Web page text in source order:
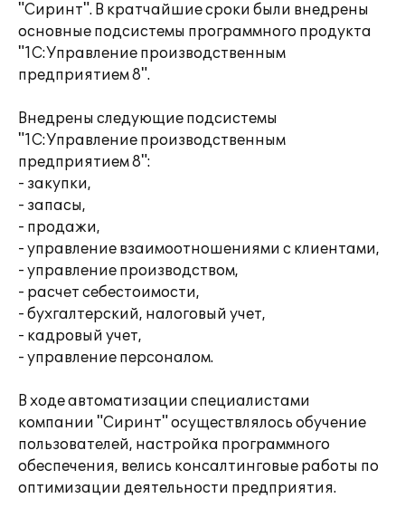
"Сиринт". В кратчайшие сроки были внедрены
основные подсистемы программного продукта
"1С:Управление производственным
предприятием 8".
Внедрены следующие подсистемы
"1С:Управление производственным
предприятием 8":
- закупки,
- запасы,
- продажи,
- управление взаимоотношениями с клиентами,
- управление производством,
- расчет себестоимости,
- бухгалтерский, налоговый учет,
- кадровый учет,
- управление персоналом.
В ходе автоматизации специалистами
компании "Сиринт" осуществлялось обучение
пользователей, настройка программного
обеспечения, велись консалтинговые работы по
оптимизации деятельности предприятия.